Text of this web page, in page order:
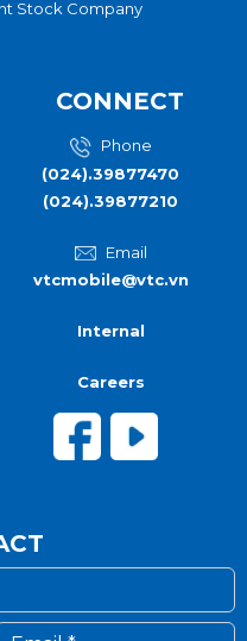
Stock Company
CONNECT
Phone
(024).39877470
(024).39877210
Email
vtcmobile@vtc.vn
Internal
Careers